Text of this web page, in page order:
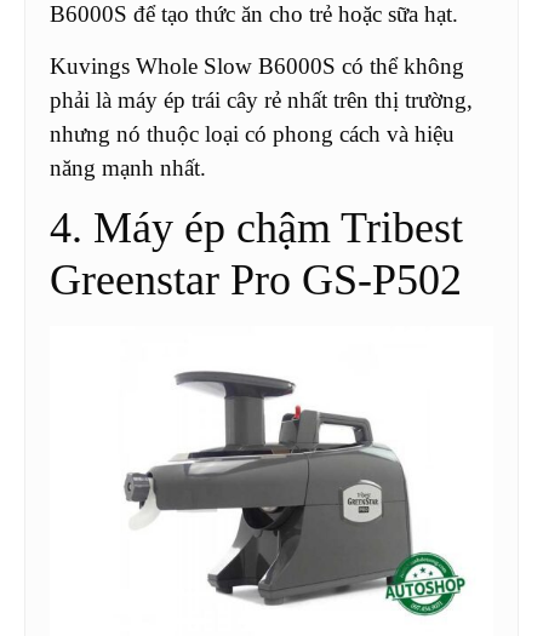
B6000S để tạo thức ăn cho trẻ hoặc sữa hạt.
Kuvings Whole Slow B6000S có thể không
phải là máy ép trái cây rẻ nhất trên thị trường,
nhưng nó thuộc loại có phong cách và hiệu
năng mạnh nhất.
4. Máy ép chậm Tribest
Greenstar Pro GS-P502